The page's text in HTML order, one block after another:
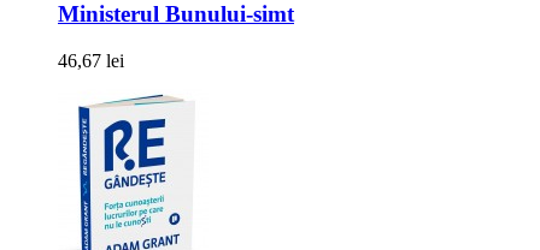
Ministerul Bunului-simt
46,67 lei